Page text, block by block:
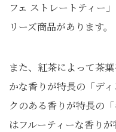
フェ ストレートティー
リーズ商品があります。
また、紅茶によって茶
かな香りが特長の「デ
クのある香りが特長の
はフルーティーな香り